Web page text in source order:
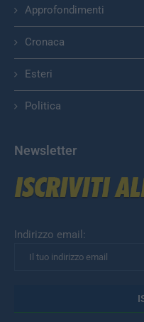
Approfondimenti
Cronaca
Esteri
Politica
Newsletter
Indirizzo email: